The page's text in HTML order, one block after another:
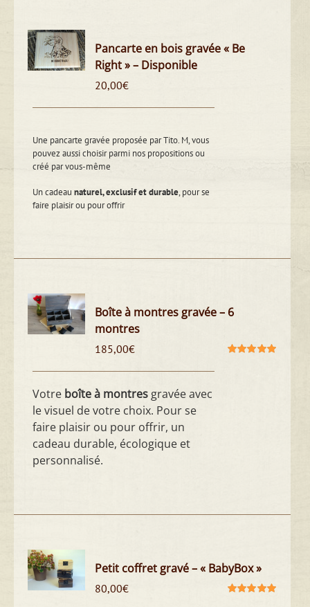
Pancarte en bois gravée « Be
Right » – Disponible
20,00€
Une pancarte gravée proposée par Tito. M, vous
pouvez aussi choisir parmi nos propositions ou
créé par vous-même
Un cadeaunaturel, exclusif et durable, pour se
faire plaisir ou pour offrir
Boîte à montres gravée – 6
montres
185,00€
Votre boîte à montres gravée avec
le visuel de votre choix. Pour se
faire plaisir ou pour offrir, un
cadeau durable, écologique et
personnalisé.
Petit coffret gravé – « BabyBox »
80,00€